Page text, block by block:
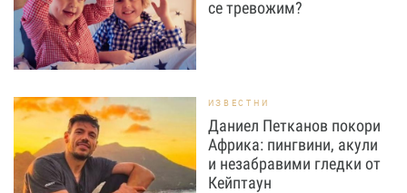
се тревожим?
ИЗВЕСТНИ
Даниел Петканов покори
Африка: пингвини, акули
и незабравими гледки от
Кейптаун